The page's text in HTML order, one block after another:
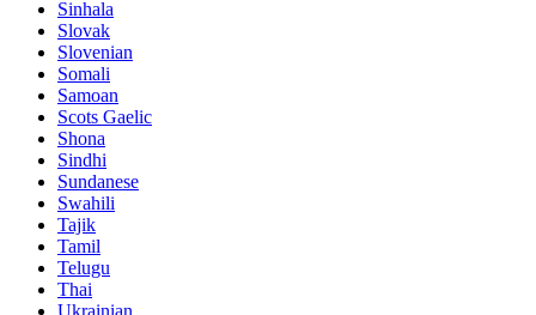
Sinhala
Slovak
Slovenian
Somali
Samoan
Scots Gaelic
Shona
Sindhi
Sundanese
Swahili
Tajik
Tamil
Telugu
Thai
Ukrainian